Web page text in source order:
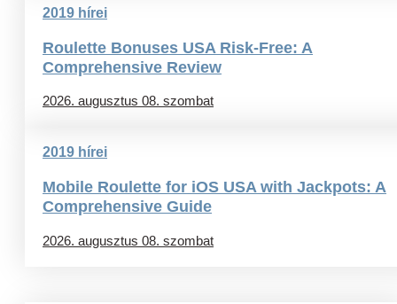
2019 hírei
Roulette Bonuses USA Risk-Free: A
Comprehensive Review
2026. augusztus 08. szombat
2019 hírei
Mobile Roulette for iOS USA with Jackpots: A
Comprehensive Guide
2026. augusztus 08. szombat